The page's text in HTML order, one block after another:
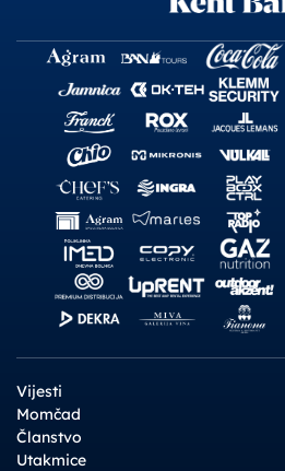
Vijesti
Momčad
Članstvo
Utakmice